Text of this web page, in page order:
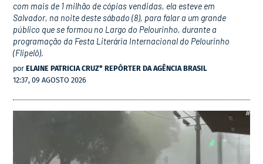
com mais de 1 milhão de cópias vendidas, ela esteve em
Salvador, na noite deste sábado (8), para falar a um grande
público que se formou no Largo do Pelourinho, durante a
programação da Festa Literária Internacional do Pelourinho
(Flipelô).
por ELAINE PATRICIA CRUZ* REPÓRTER DA AGÊNCIA BRASIL
12:37, 09 AGOSTO 2026